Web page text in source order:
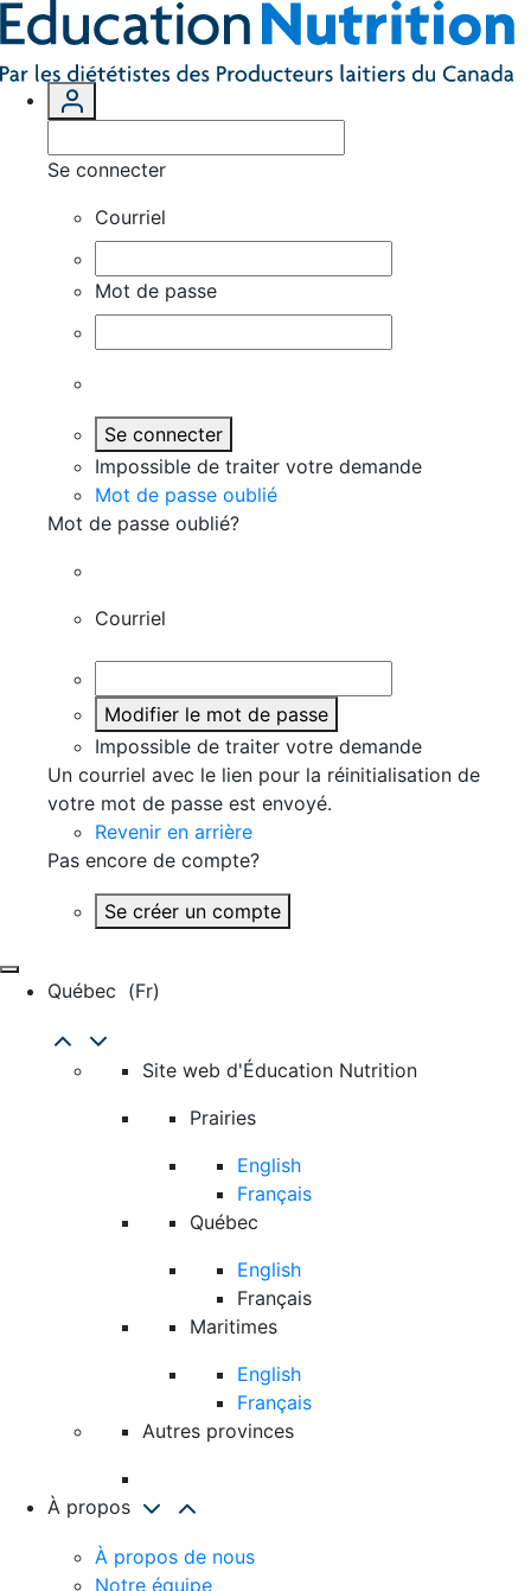
Se connecter
Courriel
Mot de passe
Se connecter
Impossible de traiter votre demande
Mot de passe oublié
Mot de passe oublié?
Courriel
Modifier le mot de passe
Impossible de traiter votre demande
Un courriel avec le lien pour la réinitialisation de
votre mot de passe est envoyé.
Revenir en arrière
Pas encore de compte?
Se créer un compte
Québec (fr)
Site web d'Éducation Nutrition
Prairies
English
Français
Québec
English
Français
Maritimes
English
Français
Autres provinces
À propos
À propos de nous
Notre équipe